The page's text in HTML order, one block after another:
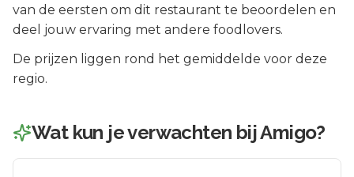
van de eersten om dit restaurant te beoordelen en
deel jouw ervaring met andere foodlovers.
De prijzen liggen rond het gemiddelde voor deze
regio.
Wat kun je verwachten bijAmigo?